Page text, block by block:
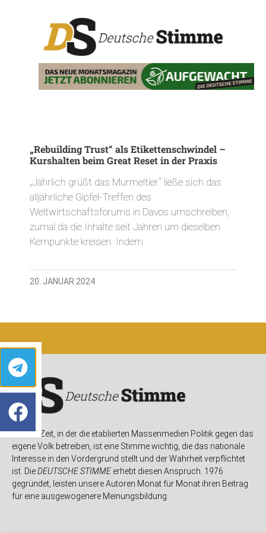
„Rebuilding Trust“ als Etikettenschwindel –
Kurshalten beim Great Reset in der Praxis
„Jährlich grüßt das Murmeltier“ ließe sich das
alljährliche Gipfel-Treffen des
Weltwirtschaftsforums in Davos umschreiben,
zumal da die Inhalte seit Jahren um dieselben
Kernpunkte kreisen. Indem
20. JANUAR 2024
In einer Zeit, in der die etablierten Massenmedien Politik gegen das
eigene Volk betreiben, ist eine Stimme wichtig, die das nationale
Interesse in den Vordergrund stellt und der Wahrheit verpflichtet
ist. DieDEUTSCHE STIMMEerhebt diesen Anspruch. 1976
gegründet, leisten unsere Autoren Monat für Monat ihren Beitrag
für eine ausgewogenere Meinungsbildung.